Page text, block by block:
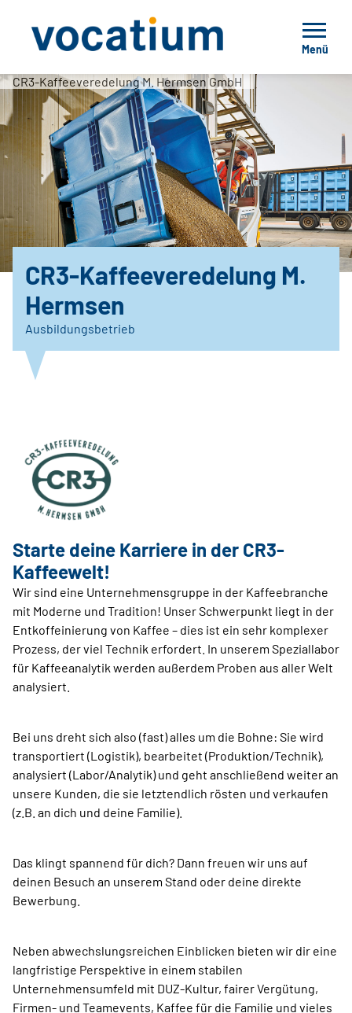
Menü
CR3-Kaffeeveredelung M. Hermsen GmbH
CR3-Kaffeeveredelung M.
Hermsen
Ausbildungsbetrieb
Starte deine Karriere in der CR3-
Kaffeewelt!
Wir sind eine Unternehmensgruppe in der Kaffeebranche
mit Moderne und Tradition! Unser Schwerpunkt liegt in der
Entkoffeinierung von Kaffee – dies ist ein sehr komplexer
Prozess, der viel Technik erfordert. In unserem Speziallabor
für Kaffeeanalytik werden außerdem Proben aus aller Welt
analysiert.
Bei uns dreht sich also (fast) alles um die Bohne: Sie wird
transportiert (Logistik), bearbeitet (Produktion/Technik),
analysiert (Labor/Analytik) und geht anschließend weiter an
unsere Kunden, die sie letztendlich rösten und verkaufen
(z.B. an dich und deine Familie).
Das klingt spannend für dich? Dann freuen wir uns auf
deinen Besuch an unserem Stand oder deine direkte
Bewerbung.
Neben abwechslungsreichen Einblicken bieten wir dir eine
langfristige Perspektive in einem stabilen
Unternehmensumfeld mit DUZ-Kultur, fairer Vergütung,
Firmen- und Teamevents, Kaffee für die Familie und vieles